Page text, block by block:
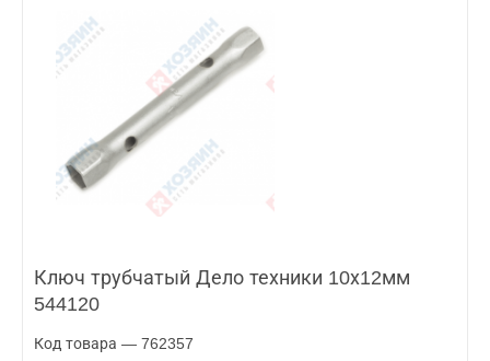
Ключ трубчатый Дело техники 10х12мм
544120
Код товара — 762357